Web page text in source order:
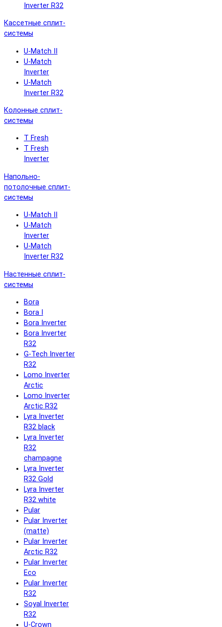
Inverter R32
Кассетные сплит-
системы
U-Match II
U-Match
Inverter
U-Match
Inverter R32
Колонные сплит-
системы
T Fresh
T Fresh
Inverter
Напольно-
потолочные сплит-
системы
U-Match II
U-Match
Inverter
U-Match
Inverter R32
Настенные сплит-
системы
Bora
Bora I
Bora Inverter
Bora Inverter
R32
G-Tech Inverter
R32
Lomo Inverter
Arctic
Lomo Inverter
Arctic R32
Lyra Inverter
R32 black
Lyra Inverter
R32
champagne
Lyra Inverter
R32 Gold
Lyra Inverter
R32 white
Pular
Pular Inverter
(matte)
Pular Inverter
Arctic R32
Pular Inverter
Eco
Pular Inverter
R32
Soyal Inverter
R32
U-Crown